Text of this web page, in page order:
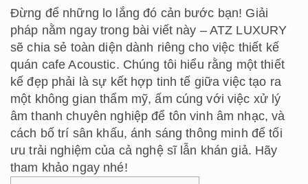
Đừng để những lo lắng đó cản bước bạn! Giải
pháp nằm ngay trong bài viết này – ATZ LUXURY
sẽ chia sẻ toàn diện dành riêng cho việc thiết kế
quán cafe Acoustic. Chúng tôi hiểu rằng một thiết
kế đẹp phải là sự kết hợp tinh tế giữa việc tạo ra
một không gian thẩm mỹ, ấm cúng với việc xử lý
âm thanh chuyên nghiệp để tôn vinh âm nhạc, và
cách bố trí sân khấu, ánh sáng thông minh để tối
ưu trải nghiệm của cả nghệ sĩ lẫn khán giả. Hãy
tham khảo ngay nhé!